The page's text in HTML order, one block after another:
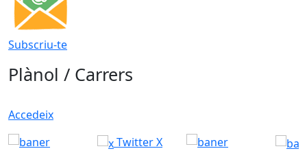
Subscriu-te
Plànol / Carrers
Accedeix
Twitter X